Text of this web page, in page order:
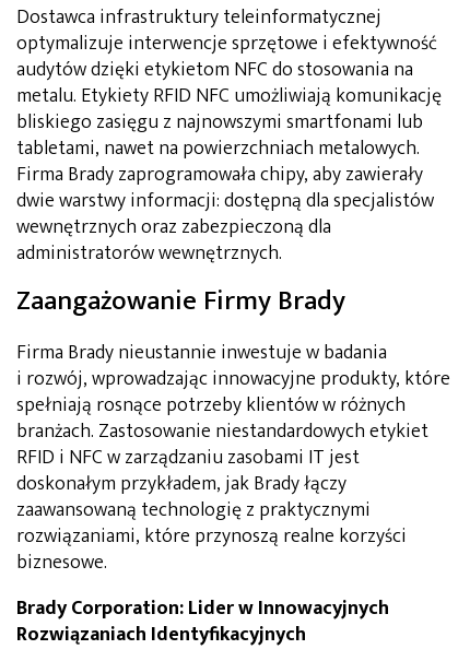
Dostawca infrastruktury teleinformatycznej
optymalizuje interwencje sprzętowe i efektywność
audytów dzięki etykietom NFC do stosowania na
metalu. Etykiety RFID NFC umożliwiają komunikację
bliskiego zasięgu z najnowszymi smartfonami lub
tabletami, nawet na powierzchniach metalowych.
Firma Brady zaprogramowała chipy, aby zawierały
dwie warstwy informacji: dostępną dla specjalistów
wewnętrznych oraz zabezpieczoną dla
administratorów wewnętrznych.
Zaangażowanie Firmy Brady
Firma Brady nieustannie inwestuje w badania
i rozwój, wprowadzając innowacyjne produkty, które
spełniają rosnące potrzeby klientów w różnych
branżach. Zastosowanie niestandardowych etykiet
RFID i NFC w zarządzaniu zasobami IT jest
doskonałym przykładem, jak Brady łączy
zaawansowaną technologię z praktycznymi
rozwiązaniami, które przynoszą realne korzyści
biznesowe.
Brady Corporation: Lider w Innowacyjnych
Rozwiązaniach Identyfikacyjnych